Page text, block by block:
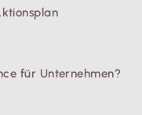
für Unternehmen?